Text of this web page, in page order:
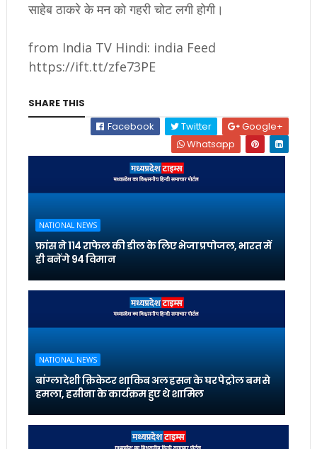
साहेब ठाकरे के मन को गहरी चोट लगी होगी।
from India TV Hindi: india Feed
https://ift.tt/zfe73PE
SHARE THIS
Facebook
Twitter
Google+
Whatsapp
NATIONAL NEWS
फ्रांस ने 114 राफेल की डील के लिए भेजा प्रपोजल, भारत में
ही बनेंगे 94 विमान
NATIONAL NEWS
बांग्लादेशी क्रिकेटर शाकिब अल हसन के घर पेट्रोल बम से
हमला, हसीना के कार्यक्रम हुए थे शामिल